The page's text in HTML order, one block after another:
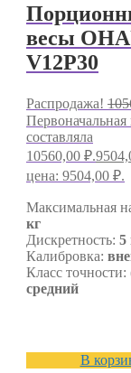
весы
V12P30
Распродажа!
Первоначальная
составляла
10560,00 ₽.
цена: 9504,00 ₽.
Максимальная
кг
Дискретность: 5
Калибровка:
Класс точности:
средний
В